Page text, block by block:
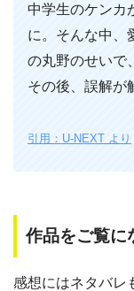
中学生のケンカ
に。そんな中、
の丸野のせいで
その後、誤解が
引用：U-NEXT より
作品をご覧に
感想にはネタバレ